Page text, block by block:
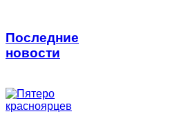
Последние
новости